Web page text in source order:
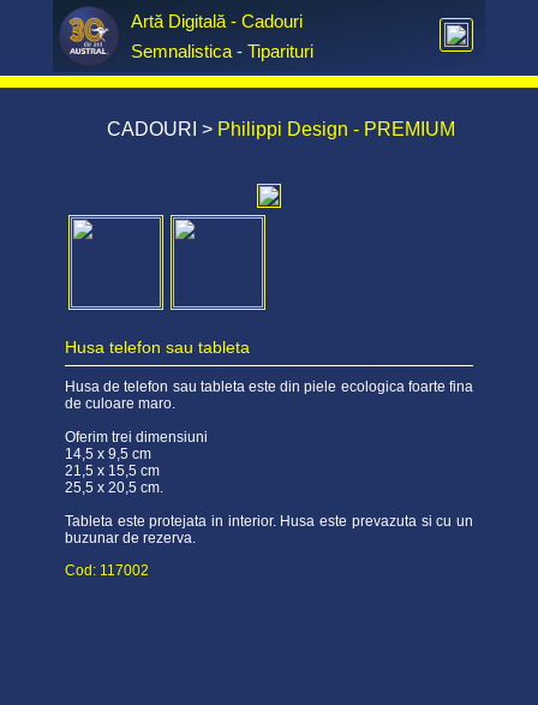
Artă Digitală - Cadouri
Semnalistica - Tiparituri
CADOURI > Philippi Design - PREMIUM
Husa telefon sau tableta
Husa de telefon sau tableta este din piele ecologica foarte fina
de culoare maro.
Oferim trei dimensiuni
14,5 x 9,5 cm
21,5 x 15,5 cm
25,5 x 20,5 cm.
Tableta este protejata in interior. Husa este prevazuta si cu un
buzunar de rezerva.
Cod: 117002